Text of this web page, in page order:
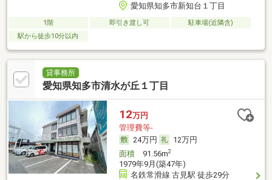
愛知県知多市新知台１丁目
1階 即引き渡し可
駐車場(近隣含)
駅から徒歩10分以内
貸事務所
愛知県知多市清水が丘１丁目
12万円
管理費等-
24万円
12万円
面積91.56m2
1979年9月(築47年)
名鉄常滑線 古見駅 徒歩29分